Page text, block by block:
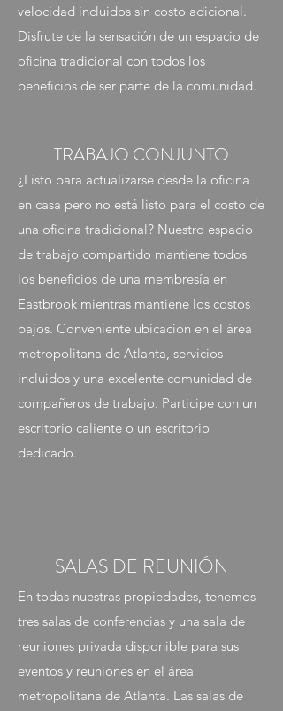
velocidad incluidos sin costo adicional.
Disfrute de la sensación de un espacio de
oficina tradicional con todos los
beneficios de ser parte de la comunidad.
TRABAJO CONJUNTO
¿Listo para actualizarse desde la oficina
en casa pero no está listo para el costo de
una oficina tradicional? Nuestro espacio
de trabajo compartido mantiene todos
los beneficios de una membresía en
Eastbrook mientras mantiene los costos
bajos. Conveniente ubicación en el área
metropolitana de Atlanta, servicios
incluidos y una excelente comunidad de
compañeros de trabajo. Participe con un
escritorio caliente o un escritorio
dedicado.
SALAS DE REUNIÓN
En todas nuestras propiedades, tenemos
tres salas de conferencias y una sala de
reuniones privada disponible para sus
eventos y reuniones en el área
metropolitana de Atlanta. Las salas de